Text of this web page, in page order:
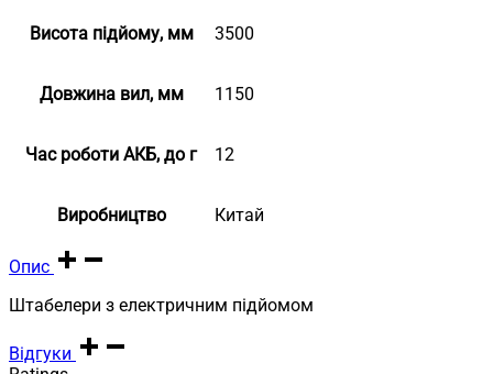
Висота підйому, мм 3500
Довжина вил, мм 1150
Час роботи АКБ, до г 12
Виробництво Китай
Опис
Штабелери з електричним підйомом
Відгуки